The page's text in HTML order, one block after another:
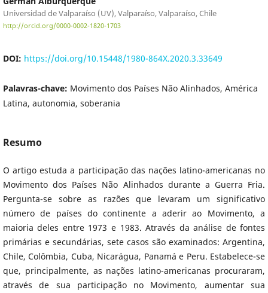
Universidad de Valparaíso (UV), Valparaíso, Valparaíso, Chile
http://orcid.org/0000-0002-1820-1703
DOI: https://doi.org/10.15448/1980-864X.2020.3.33649
Palavras-chave: Movimento dos Países Não Alinhados, América
Latina, autonomia, soberania
Resumo
O artigo estuda a participação das nações latino-americanas no
Movimento dos Países Não Alinhados durante a Guerra Fria.
Pergunta-se sobre as razões que levaram um significativo
número de países do continente a aderir ao Movimento, a
maioria deles entre 1973 e 1983. Através da análise de fontes
primárias e secundárias, sete casos são examinados: Argentina,
Chile, Colômbia, Cuba, Nicarágua, Panamá e Peru. Estabelece-se
que, principalmente, as nações latino-americanas procuraram,
através de sua participação no Movimento, aumentar sua